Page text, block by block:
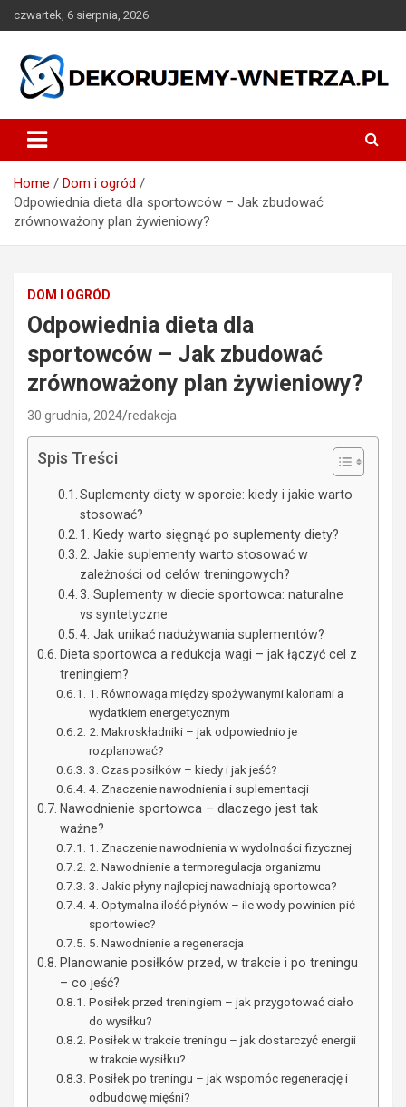
to
czwartek, 6 sierpnia, 2026
dekorujemy-wnetrza.pl
Home
Dom i ogród
Odpowiednia dieta dla sportowców – Jak zbudować
zrównoważony plan żywieniowy?
DOM I OGRÓD
Odpowiednia dieta dla
sportowców – Jak zbudować
zrównoważony plan żywieniowy?
30 grudnia, 2024 redakcja
Spis Treści
Suplementy diety w sporcie: kiedy i jakie warto
stosować?
1. Kiedy warto sięgnąć po suplementy diety?
2. Jakie suplementy warto stosować w
zależności od celów treningowych?
3. Suplementy w diecie sportowca: naturalne
vs syntetyczne
4. Jak unikać nadużywania suplementów?
Dieta sportowca a redukcja wagi – jak łączyć cel z
treningiem?
1. Równowaga między spożywanymi kaloriami a
wydatkiem energetycznym
2. Makroskładniki – jak odpowiednio je
rozplanować?
3. Czas posiłków – kiedy i jak jeść?
4. Znaczenie nawodnienia i suplementacji
Nawodnienie sportowca – dlaczego jest tak
ważne?
1. Znaczenie nawodnienia w wydolności fizycznej
2. Nawodnienie a termoregulacja organizmu
3. Jakie płyny najlepiej nawadniają sportowca?
4. Optymalna ilość płynów – ile wody powinien pić
sportowiec?
5. Nawodnienie a regeneracja
Planowanie posiłków przed, w trakcie i po treningu
– co jeść?
Posiłek przed treningiem – jak przygotować ciało
do wysiłku?
Posiłek w trakcie treningu – jak dostarczyć energii
w trakcie wysiłku?
Posiłek po treningu – jak wspomóc regenerację i
odbudowę mięśni?